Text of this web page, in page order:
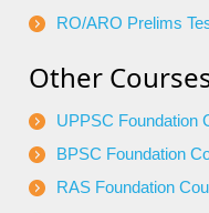
RO/ARO Prelims
Other
UPPSC Foundation
BPSC Foundation
RAS Foundation